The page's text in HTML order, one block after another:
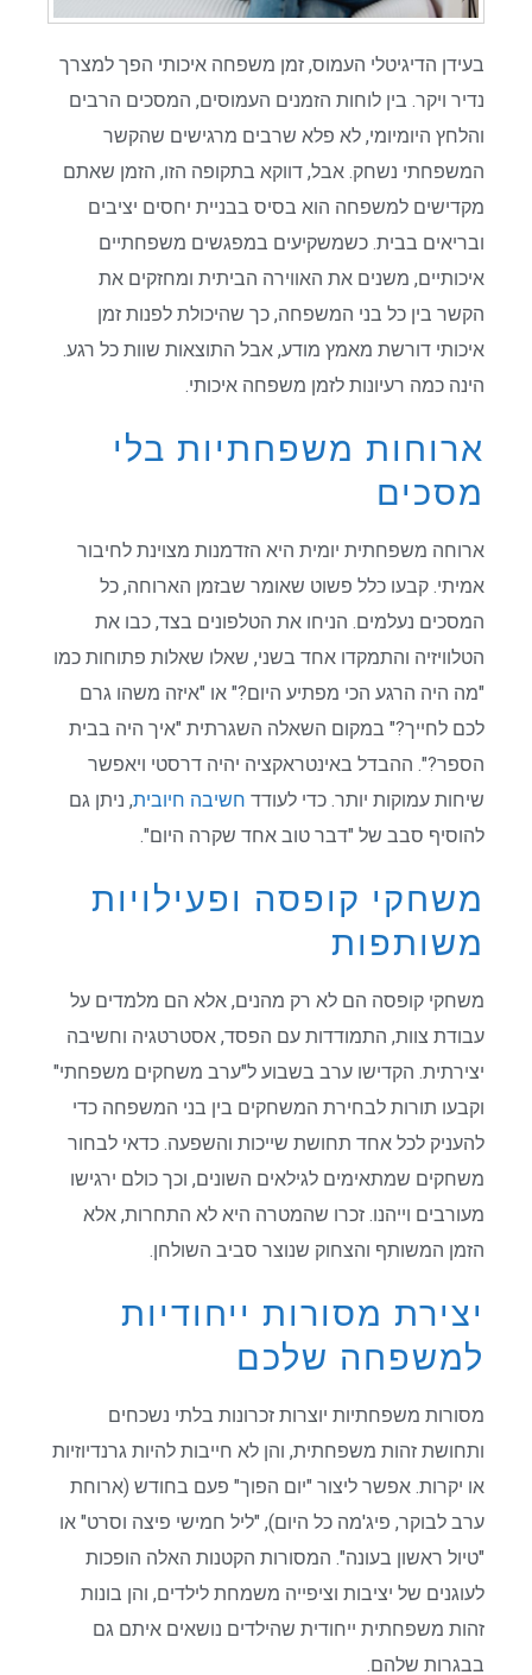
בעידן הדיגיטלי העמוס, זמן משפחה איכותי הפך למצרך
נדיר ויקר. בין לוחות הזמנים העמוסים, המסכים הרבים
והלחץ היומיומי, לא פלא שרבים מרגישים שהקשר
המשפחתי נשחק. אבל, דווקא בתקופה הזו, הזמן שאתם
מקדישים למשפחה הוא בסיס בבניית יחסים יציבים
ובריאים בבית. כשמשקיעים במפגשים משפחתיים
איכותיים, משנים את האווירה הביתית ומחזקים את
הקשר בין כל בני המשפחה, כך שהיכולת לפנות זמן
איכותי דורשת מאמץ מודע, אבל התוצאות שוות כל רגע.
הינה כמה רעיונות לזמן משפחה איכותי.
ארוחות משפחתיות בלי
מסכים
ארוחה משפחתית יומית היא הזדמנות מצוינת לחיבור
אמיתי. קבעו כלל פשוט שאומר שבזמן הארוחה, כל
המסכים נעלמים. הניחו את הטלפונים בצד, כבו את
הטלוויזיה והתמקדו אחד בשני, שאלו שאלות פתוחות כמו
"מה היה הרגע הכי מפתיע היום?" או "איזה משהו גרם
לכם לחייך?" במקום השאלה השגרתית "איך היה בבית
הספר?". ההבדל באינטראקציה יהיה דרסטי ויאפשר
שיחות עמוקות יותר. כדי לעודדחשיבה חיובית, ניתן גם
להוסיף סבב של "דבר טוב אחד שקרה היום".
משחקי קופסה ופעילויות
משותפות
משחקי קופסה הם לא רק מהנים, אלא הם מלמדים על
עבודת צוות, התמודדות עם הפסד, אסטרטגיה וחשיבה
יצירתית. הקדישו ערב בשבוע ל"ערב משחקים משפחתי"
וקבעו תורות לבחירת המשחקים בין בני המשפחה כדי
להעניק לכל אחד תחושת שייכות והשפעה. כדאי לבחור
משחקים שמתאימים לגילאים השונים, וכך כולם ירגישו
מעורבים וייהנו. זכרו שהמטרה היא לא התחרות, אלא
הזמן המשותף והצחוק שנוצר סביב השולחן.
יצירת מסורות ייחודיות
למשפחה שלכם
מסורות משפחתיות יוצרות זכרונות בלתי נשכחים
ותחושת זהות משפחתית, והן לא חייבות להיות גרנדיוזיות
או יקרות. אפשר ליצור "יום הפוך" פעם בחודש (ארוחת
ערב לבוקר, פיג'מה כל היום), "ליל חמישי פיצה וסרט" או
"טיול ראשון בעונה". המסורות הקטנות האלה הופכות
לעוגנים של יציבות וציפייה משמחת לילדים, והן בונות
זהות משפחתית ייחודית שהילדים נושאים איתם גם
בבגרות שלהם.